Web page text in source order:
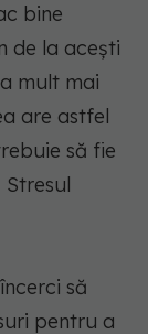
bine
de la acești
mult mai
are astfel
să fie
Stresul
să
pentru a